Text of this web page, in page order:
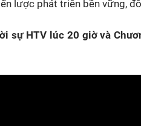
lược phát triển bền vững,
sự HTV lúc 20 giờ và